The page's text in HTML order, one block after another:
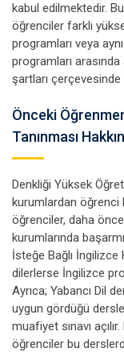
kabul edilmektedir.
öğrenciler farklı
programları veya
programları
şartları
Önceki
Tanınması
Denkliği Yüksek
kurumlardan öğrenci
öğrenciler, daha
kurumlarında
İsteğe Bağlı İngilizce
dilerlerse İngilizce
Ayrıca; Yabancı Dil
uygun gördüğü
muafiyet sınavı
öğrenciler bu